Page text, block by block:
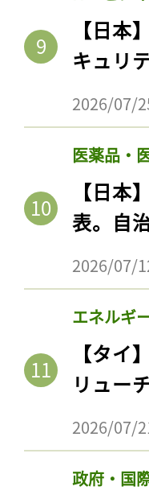
【日
キュリ
2026/07/
医薬品・
【日
表。自
2026/07/
エネルギ
【タ
リュー
2026/07/
政府・国